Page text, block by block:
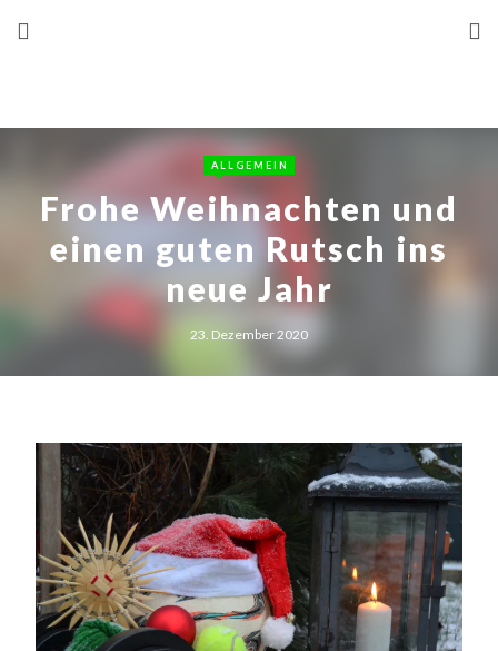
ALLGEMEIN
Frohe Weihnachten und
einen guten Rutsch ins
neue Jahr
23. Dezember 2020